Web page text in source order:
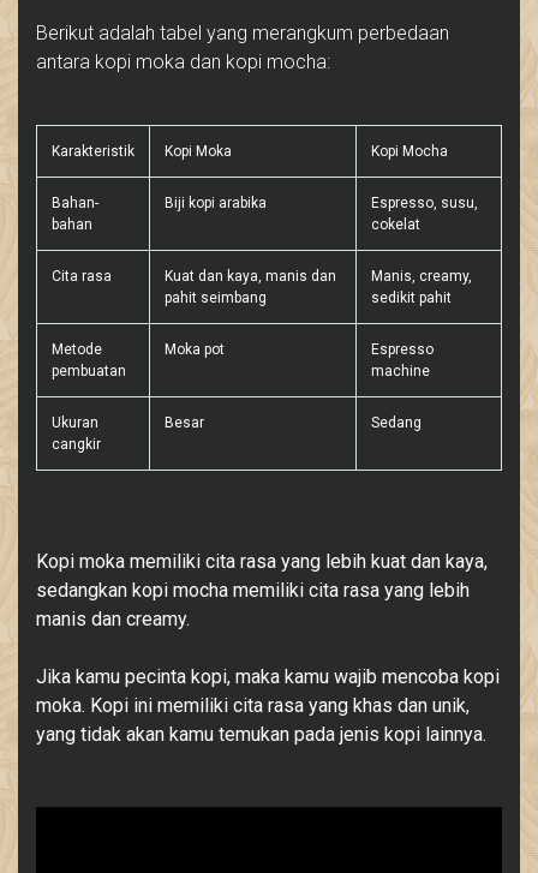
Berikut adalah tabel yang merangkum perbedaan
antara kopi moka dan kopi mocha:
Karakteristik Kopi Moka Kopi Mocha
Bahan-
bahan
Biji kopi arabika
Espresso, susu,
cokelat
Cita rasa
Kuat dan kaya, manis dan
pahit seimbang
Manis, creamy,
sedikit pahit
Metode
pembuatan
Moka pot
Espresso
machine
Ukuran
cangkir
Besar Sedang
Kopi moka memiliki cita rasa yang lebih kuat dan kaya,
sedangkan kopi mocha memiliki cita rasa yang lebih
manis dan creamy.
Jika kamu pecinta kopi, maka kamu wajib mencoba kopi
moka. Kopi ini memiliki cita rasa yang khas dan unik,
yang tidak akan kamu temukan pada jenis kopi lainnya.